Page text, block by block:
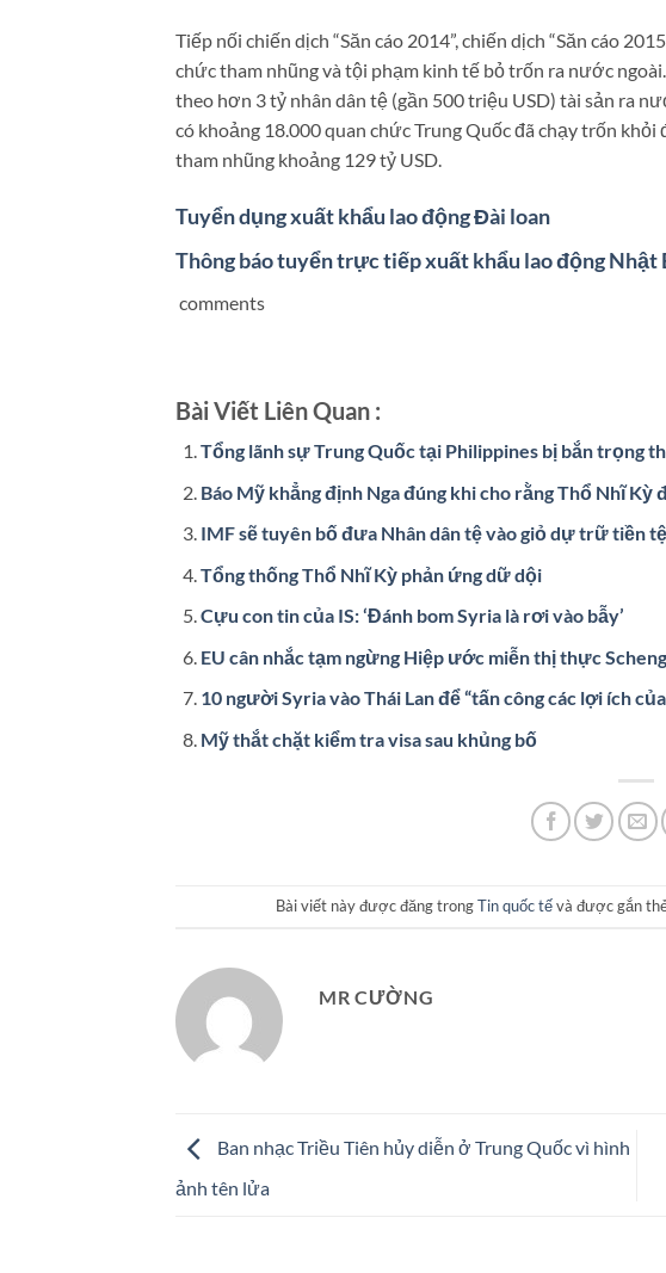
Tiếp nối chiến dịch “Săn cáo 2014”, chiến dịch “Săn cáo
chức tham nhũng và tội phạm kinh tế bỏ trốn ra nước
theo hơn 3 tỷ nhân dân tệ (gần 500 triệu USD) tài sản ra
có khoảng 18.000 quan chức Trung Quốc đã chạy trốn
tham nhũng khoảng 129 tỷ USD.
Tuyển dụng xuất khẩu lao động Đài loan
Thông báo tuyển trực tiếp xuất khẩu lao động Nhật
comments
Bài Viết Liên Quan :
Tổng lãnh sự Trung Quốc tại Philippines bị bắn trọng
Báo Mỹ khẳng định Nga đúng khi cho rằng Thổ Nhĩ Kỳ
IMF sẽ tuyên bố đưa Nhân dân tệ vào giỏ dự trữ tiền
Tổng thống Thổ Nhĩ Kỳ phản ứng dữ dội
Cựu con tin của IS: ‘Đánh bom Syria là rơi vào bẫy’
EU cân nhắc tạm ngừng Hiệp ước miễn thị thực
10 người Syria vào Thái Lan để “tấn công các lợi ích của
Mỹ thắt chặt kiểm tra visa sau khủng bố
Bài viết này được đăng trongTin quốc tếvà được gắn
MR CƯỜNG
Ban nhạc Triều Tiên hủy diễn ở Trung Quốc vì hình
ảnh tên lửa